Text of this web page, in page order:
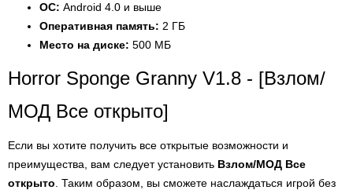
ОС: Android 4.0 и выше
Оперативная память: 2 ГБ
Место на диске: 500 МБ
Horror Sponge Granny V1.8 - [Взлом/
МОД Все открыто]
Если вы хотите получить все открытые возможности и
преимущества, вам следует установить Взлом/МОД Все
открыто . Таким образом, вы сможете наслаждаться игрой без